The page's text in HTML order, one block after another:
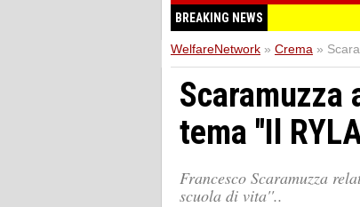
BREAKING NEWS
WelfareNetwork » Crema »
Scaramuzza
tema ''Il
Francesco Scaramuzza
scuola di vita''..